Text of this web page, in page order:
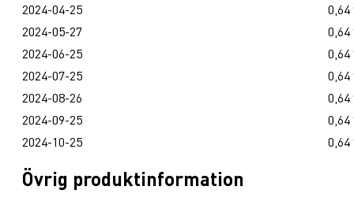
2024-04-25
0,64
2024-05-27
0,64
2024-06-25
0,64
2024-07-25
0,64
2024-08-26
0,64
2024-09-25
0,64
2024-10-25
0,64
Övrig produktinformation